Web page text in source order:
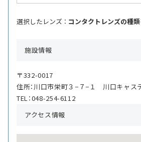
選択したレンズ ： コンタクトレンズの種
施設情報
〒332-0017
住所：川口市栄町３−７−１ 川口キャス
TEL：048-254-6112
アクセス情報